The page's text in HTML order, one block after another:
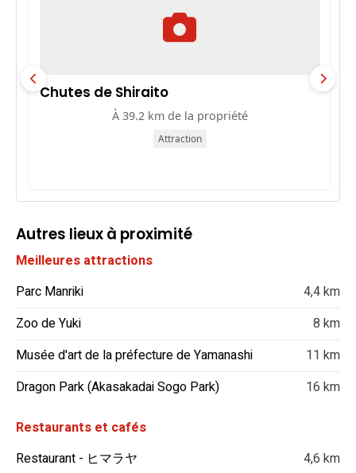
Chutes de Shiraito
À 39.2 km de la propriété
Attraction
Autres lieux à proximité
Meilleures attractions
Parc Manriki
4,4 km
Zoo de Yuki
8 km
Musée d'art de la préfecture de Yamanashi
11 km
Dragon Park (Akasakadai Sogo Park)
16 km
Restaurants et cafés
Restaurant - ヒマラヤ
4,6 km